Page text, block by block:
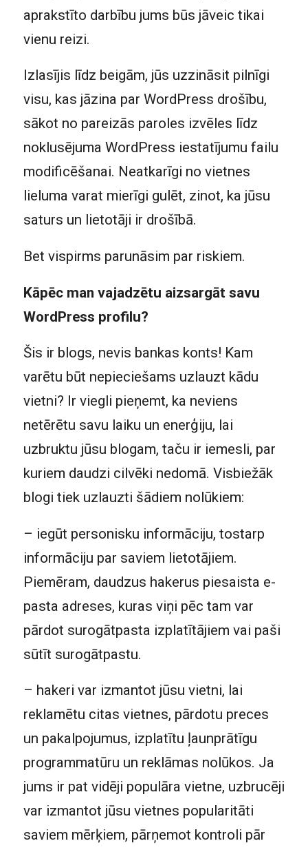
aprakstīto darbību jums būs jāveic tikai
vienu reizi.
Izlasījis līdz beigām, jūs uzzināsit pilnīgi
visu, kas jāzina par WordPress drošību,
sākot no pareizās paroles izvēles līdz
noklusējuma WordPress iestatījumu failu
modificēšanai. Neatkarīgi no vietnes
lieluma varat mierīgi gulēt, zinot, ka jūsu
saturs un lietotāji ir drošībā.
Bet vispirms parunāsim par riskiem.
Kāpēc man vajadzētu aizsargāt savu
WordPress profilu?
Šis ir blogs, nevis bankas konts! Kam
varētu būt nepieciešams uzlauzt kādu
vietni? Ir viegli pieņemt, ka neviens
netērētu savu laiku un enerģiju, lai
uzbruktu jūsu blogam, taču ir iemesli, par
kuriem daudzi cilvēki nedomā. Visbiežāk
blogi tiek uzlauzti šādiem nolūkiem:
– iegūt personisku informāciju, tostarp
informāciju par saviem lietotājiem.
Piemēram, daudzus hakerus piesaista e-
pasta adreses, kuras viņi pēc tam var
pārdot surogātpasta izplatītājiem vai paši
sūtīt surogātpastu.
– hakeri var izmantot jūsu vietni, lai
reklamētu citas vietnes, pārdotu preces
un pakalpojumus, izplatītu ļaunprātīgu
programmatūru un reklāmas nolūkos. Ja
jums ir pat vidēji populāra vietne, uzbrucēji
var izmantot jūsu vietnes popularitāti
saviem mērķiem, pārņemot kontroli pār